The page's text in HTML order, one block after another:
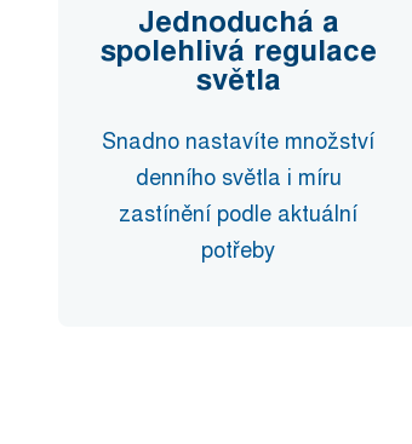
Jednoduchá a
spolehlivá regulace
světla
Snadno nastavíte množství
denního světla i míru
zastínění podle aktuální
potřeby